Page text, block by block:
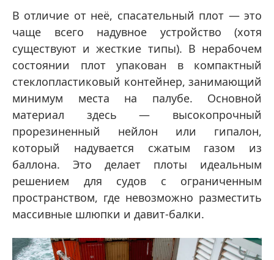
В отличие от неё, спасательный плот — это
чаще всего надувное устройство (хотя
существуют и жесткие типы). В нерабочем
состоянии плот упакован в компактный
стеклопластиковый контейнер, занимающий
минимум места на палубе. Основной
материал здесь — высокопрочный
прорезиненный нейлон или гипалон,
который надувается сжатым газом из
баллона. Это делает плоты идеальным
решением для судов с ограниченным
пространством, где невозможно разместить
массивные шлюпки и давит-балки.